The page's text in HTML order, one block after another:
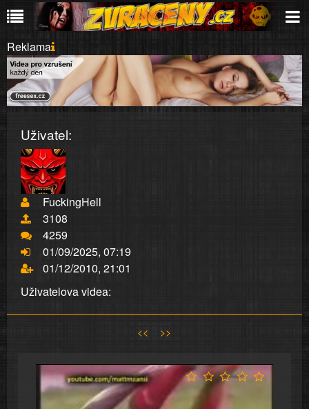
Reklama
Uživatel:
FuckingHell
3108
4259
01/09/2025, 07:19
01/12/2010, 21:01
Uživatelova videa:
<< >>